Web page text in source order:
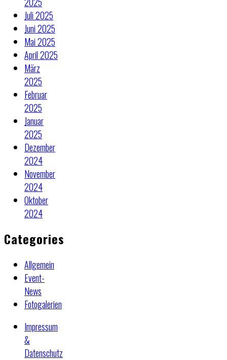
Juli 2025
Juni 2025
Mai 2025
April 2025
März
2025
Februar
2025
Januar
2025
Dezember
2024
November
2024
Oktober
2024
Categories
Allgemein
Event-
News
Fotogalerien
Impressum
&
Datenschutz